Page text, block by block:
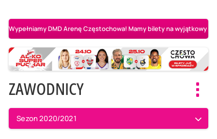
Wypełniamy DMD Arenę Częstochowa! Mamy bilety na wyjątkowy
ZAWODNICY
Sezon 2020/2021